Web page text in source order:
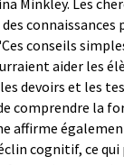
Minkley. Les
connaissances
conseils
aider les
devoirs et les
comprendre la
affirme
cognitif, ce